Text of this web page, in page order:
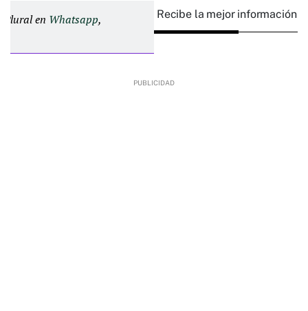
Plural en Whatsapp, Recibe la mejor información